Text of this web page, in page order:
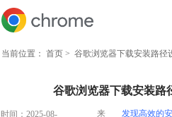
当前位置： 首页 > 谷歌浏览器下载安装路径
谷歌浏览器下载安装路
时间：2025-08-
来
发现高效的